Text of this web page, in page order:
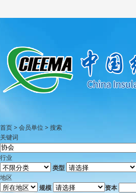
首页 >会员单位 >搜索
关键词
行业
类型
地区
规模
资本